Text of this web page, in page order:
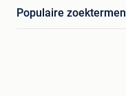
Populaire zoektermen